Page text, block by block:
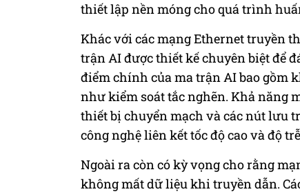
thiết lập nền móng cho quá trình
Khác với các mạng Ethernet truyền
trận AI được thiết kế chuyên biệt để
điểm chính của ma trận AI bao gồm
như kiểm soát tắc nghẽn. Khả năng
thiết bị chuyển mạch và các nút lưu
công nghệ liên kết tốc độ cao và độ
Ngoài ra còn có kỳ vọng cho rằng
không mất dữ liệu khi truyền dẫn.